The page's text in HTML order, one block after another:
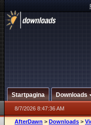
Startpagina Downloads
8/7/2026 8:47:36 AM
AfterDawn > Downloads >